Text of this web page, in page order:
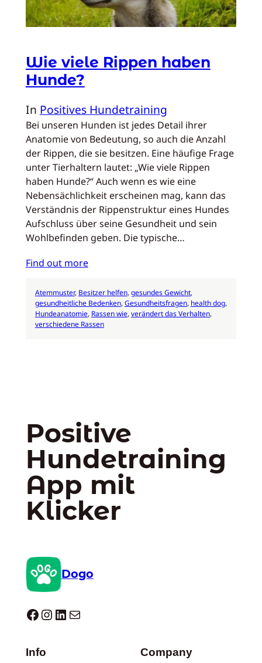
Wie viele Rippen haben
Hunde?
In Positives Hundetraining
Bei unseren Hunden ist jedes Detail ihrer
Anatomie von Bedeutung, so auch die Anzahl
der Rippen, die sie besitzen. Eine häufige Frage
unter Tierhaltern lautet: „Wie viele Rippen
haben Hunde?“ Auch wenn es wie eine
Nebensächlichkeit erscheinen mag, kann das
Verständnis der Rippenstruktur eines Hundes
Aufschluss über seine Gesundheit und sein
Wohlbefinden geben. Die typische…
Find out more
Atemmuster, Besitzer helfen, gesundes Gewicht
gesundheitliche Bedenken, Gesundheitsfragen, health dog
Hundeanatomie, Rassen wie, verändert das Verhalten
verschiedene Rassen
Positive
Hundetraining
App mit
Klicker
Dogo
Dogo facebook InstagramLinkedIn E-Mail
Info Company